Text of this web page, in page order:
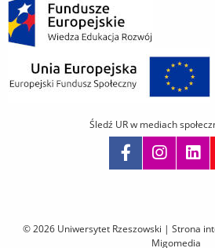
© 2026 Uniwersytet Rzeszowski | Strona
Migomedia
Śledź UR w mediach
i
przejdź